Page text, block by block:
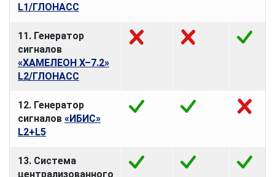
L1/ГЛОНАСС
11. Генератор
сигналов
«ХАМЕЛЕОН Х–7.2»
L2/ГЛОНАСС
12. Генератор
сигналов «ИБИС»
L2+L5
13. Система
централизованного